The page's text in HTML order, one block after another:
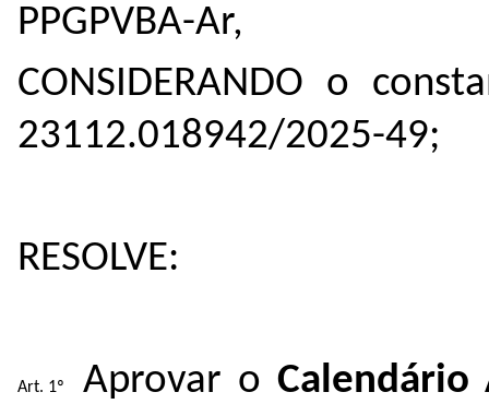
PPGPVBA-Ar,
CONSIDERANDO o
23112.018942/2025-49;
RESOLVE:
Aprovar o Calendário